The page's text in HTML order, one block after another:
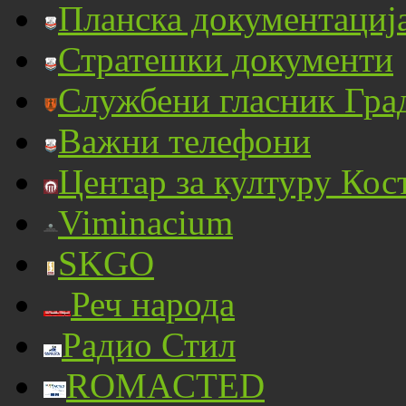
Планска
Стратешки документи
Службени гласник
Важни телефони
Центар за културу
Viminacium
SKGO
Реч народа
Радио Стил
ROMACTED